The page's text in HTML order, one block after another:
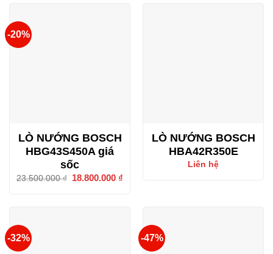
-20%
LÒ NƯỚNG BOSCH
HBG43S450A giá
sốc
23.500.000₫
Giá
18.800.000 ₫
18.800.000 ₫.
LÒ NƯỚNG BOSCH
HBA42R350E
Liên hệ
-32% -47%